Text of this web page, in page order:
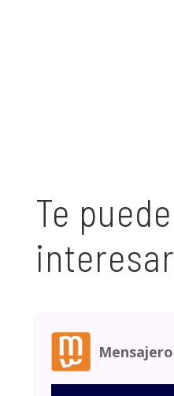
Te puede
interesar
Mensajero